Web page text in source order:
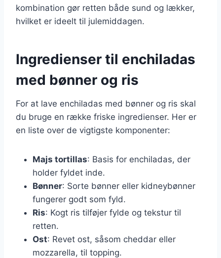
kombination gør retten både sund og lækker,
hvilket er ideelt til julemiddagen.
Ingredienser til enchiladas
med bønner og ris
For at lave enchiladas med bønner og ris skal
du bruge en række friske ingredienser. Her er
en liste over de vigtigste komponenter:
Majs tortillas: Basis for enchiladas, der
holder fyldet inde.
Bønner: Sorte bønner eller kidneybønner
fungerer godt som fyld.
Ris: Kogt ris tilføjer fylde og tekstur til
retten.
Ost: Revet ost, såsom cheddar eller
mozzarella, til topping.